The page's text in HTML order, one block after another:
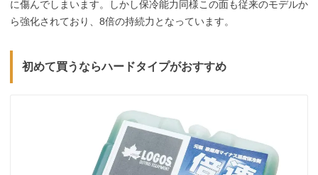
に傷んでしまいます。しかし保冷能力同様この面も従来のモデルか
ら強化されており、8倍の持続力となっています。
初めて買うならハードタイプがおすすめ